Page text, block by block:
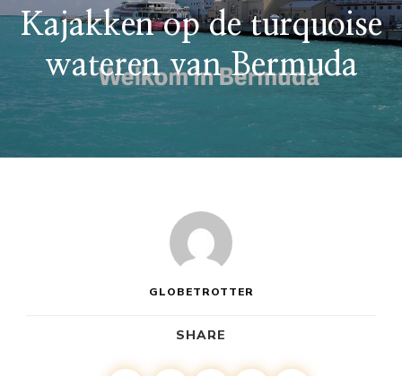
Kajakken op de turquoise
wateren van Bermuda
GLOBETROTTER
SHARE